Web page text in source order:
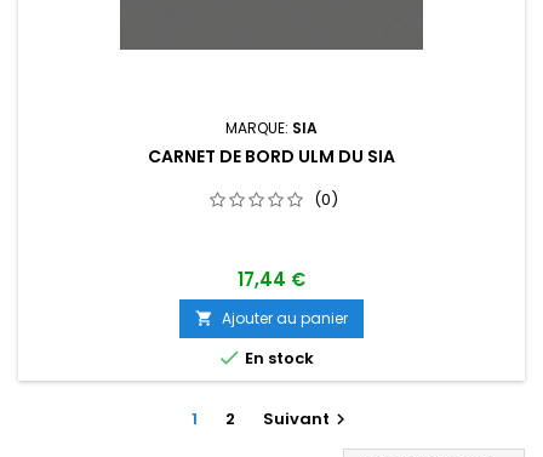
MARQUE: SIA
CARNET DE BORD ULM DU SIA
(0)
17,44 €
 Ajouter au panier
 En stock
1 2 Suivant 